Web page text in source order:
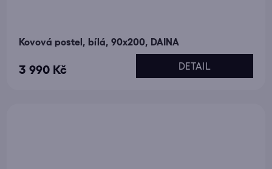
Kovová postel, bílá, 90x200, DAINA
3 990 Kč DETAIL